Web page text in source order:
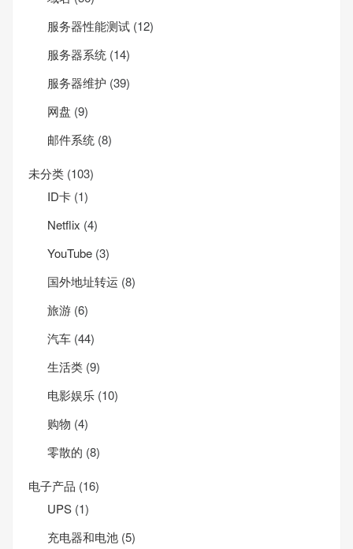
服务器性能测试 (12)
服务器系统 (14)
服务器维护 (39)
网盘 (9)
邮件系统 (8)
未分类 (103)
ID卡 (1)
Net­flix (4)
YouTube (3)
国外地址转运 (8)
旅游 (6)
汽车 (44)
生活类 (9)
电影娱乐 (10)
购物 (4)
零散的 (8)
电子产品 (16)
UPS (1)
充电器和电池 (5)